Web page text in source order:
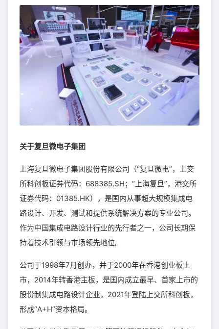
关于复旦微电子集团
上海复旦微电子集团股份有限公司（“复旦微电”，上交
所科创板证券代码：688385.SH；“上海复旦”，港交所
证券代码：01385.HK），是国内从事超大规模集成电
路设计、开发、测试和提供系统解决方案的专业公司。
作为中国集成电路设计行业的先行者之一，公司长期保
持着技术引领与市场领先地位。
公司于1998年7月创办，并于2000年在香港创业板上
市，2014年转香港主板，是国内成立最早、首家上市的
股份制集成电路设计企业，2021年登陆上交所科创板，
形成“A+H”资本格局。